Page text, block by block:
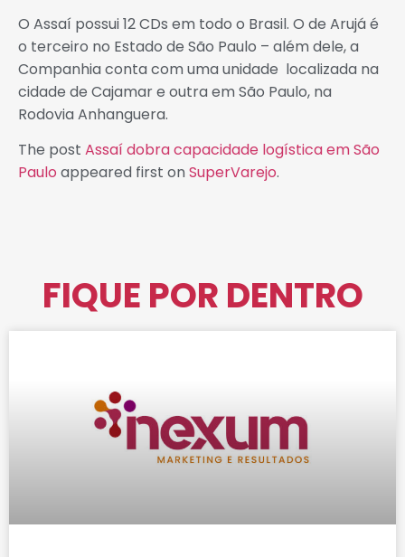
O Assaí possui 12 CDs em todo o Brasil. O de Arujá é
o terceiro no Estado de São Paulo – além dele, a
Companhia conta com uma unidade localizada na
cidade de Cajamar e outra em São Paulo, na
Rodovia Anhanguera.
The post Assaí dobra capacidade logística em São
Paulo appeared first on SuperVarejo.
FIQUE POR DENTRO